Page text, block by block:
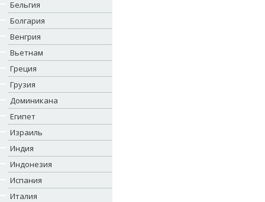
Бельгия
Болгария
Венгрия
Вьетнам
Греция
Грузия
Доминикана
Египет
Израиль
Индия
Индонезия
Испания
Италия